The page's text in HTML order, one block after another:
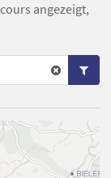
angezeigt,